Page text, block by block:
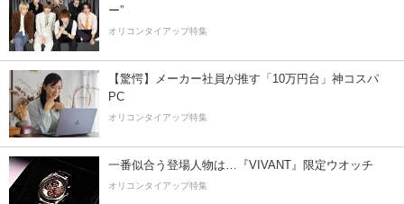
ー”
オリコンタイアップ特集
【驚愕】メーカー社員が推す「10万円台」神コスパ
PC
オリコンタイアップ特集
一番似合う登場人物は…『VIVANT』限定ウオッチ
オリコンタイアップ特集